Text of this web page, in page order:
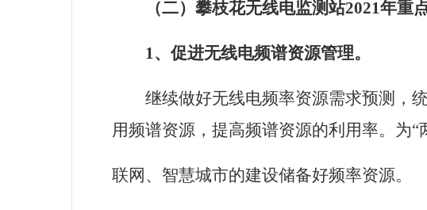
（二）攀枝花无线电监测站2021年重
1、促进无线电频谱资源管理。
继续做好无线电频率资源需求预测，
用频谱资源，提高频谱资源的利用率。为“
联网、智慧城市的建设储备好频率资源。